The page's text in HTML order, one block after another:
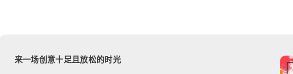
来一场创意十足且放松的时光